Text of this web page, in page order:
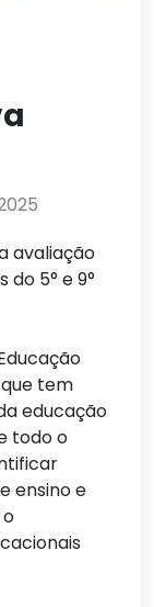
avaliação
do 5° e 9°
tem
educação
todo o
ensino e